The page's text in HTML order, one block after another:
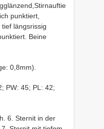
punktiert,
längsrissig
Beine
0,8mm).
PW: 45; PL: 42;
6. Sternit in der